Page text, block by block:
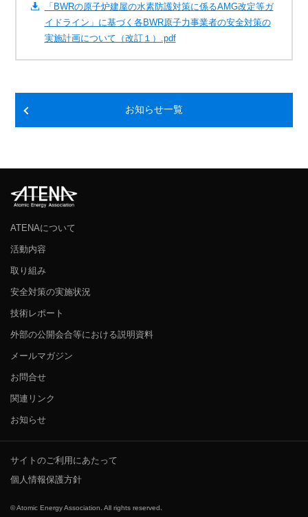
「BWRの原子炉建屋の水素防護対策に係るAMG改定等ガ
イドライン」に基づく各BWR原子力事業者の安全対策の
実施計画について（改訂１）.pdf
お知らせ一覧
ATENAについて
活動内容
取り組み
安全対策の実施状況
技術レポート
外部の公開会合等における説明資料
メールマガジン
お問合せ
関連リンク
お知らせ
サイトのご利用にあたって
個人情報保護方針
© Atomic Energy Association. All rights reserved.